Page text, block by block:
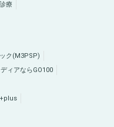
療
ク(M3PSP)
ィアならGO100